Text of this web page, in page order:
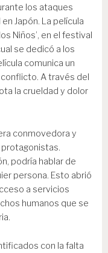
los ataques
Japón. La película
Niños’, en el festival
se dedicó a los
comunica un
A través del
la crueldad y dolor
conmovedora y
podría hablar de
persona. Esto abrió
a servicios
humanos que se
con la falta